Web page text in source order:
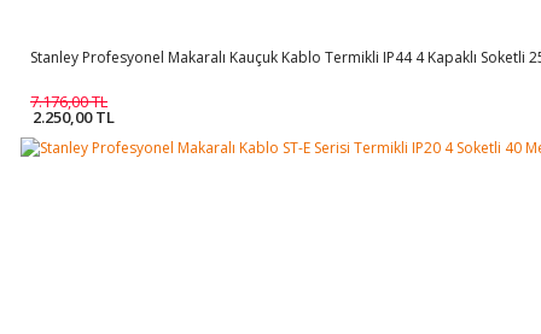
Stanley Profesyonel Makaralı Kauçuk Kablo Termikli IP44 4 Kapaklı Soketli
7.176,00 TL
2.250,00 TL